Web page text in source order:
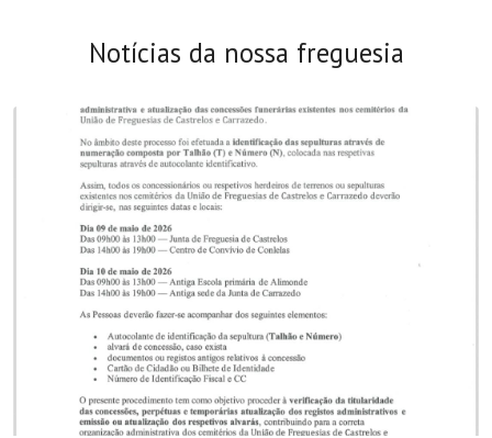
Notícias da nossa freguesia